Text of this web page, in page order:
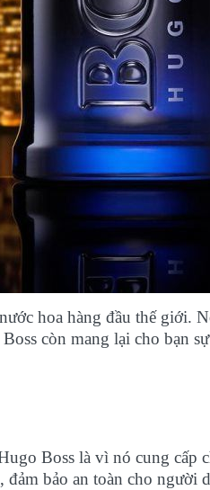
hoa hàng đầu thế giới.
còn mang lại cho bạn
Boss là vì nó cung
bảo an toàn cho